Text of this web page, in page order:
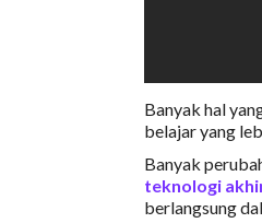
Banyak hal
belajar yang
Banyak
teknologi
berlangsung